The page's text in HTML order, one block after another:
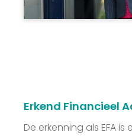
Erkend Financieel
De erkenning als EFA